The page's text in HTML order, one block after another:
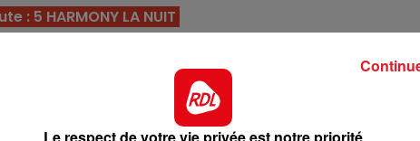
10h00 - 12h00
RDL WEEKEND
: 5 HARMONY LA NUIT
l'entraînement Duvaldestin ramasse course après
de Saxo de Vandel, n'a jamais été disqualifié depuis
des bonnes performances.
qualité mais un peu plus compliqué en course. Sage, il
Le respect de votre vie privée est notre priorité